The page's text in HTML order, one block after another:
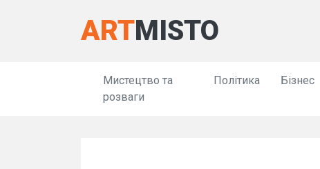
ARTMISTO
Мистецтво та
розваги
Політика Бізнес